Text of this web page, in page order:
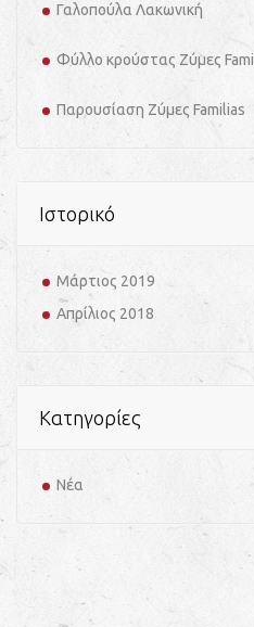
Γαλοπούλα Λακωνική
Φύλλο κρούστας Ζύμες
Παρουσίαση Ζύμες Familias
Ιστορικό
Μάρτιος 2019
Απρίλιος 2018
Kατηγορίες
Νέα